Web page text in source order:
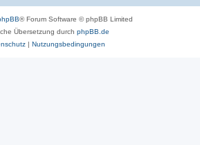
® Forum Software © phpBB Limited
Übersetzung durch phpBB.de
| Nutzungsbedingungen